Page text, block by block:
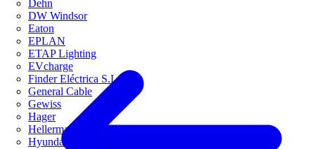
Dehn
DW Windsor
Eaton
EPLAN
ETAP Lighting
EVcharge
Finder Eléctrica S.L.U
General Cable
Gewiss
Hager
HellermannTyton
Hyundai Electric